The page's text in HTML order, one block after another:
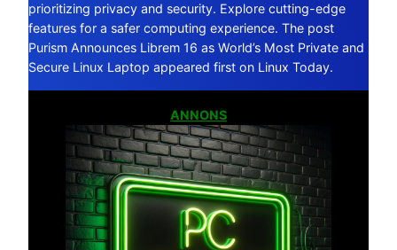
prioritizing privacy and security. Explore cutting-edge
features for a safer computing experience. The post
Purism Announces Librem 16 as World’s Most Private and
Secure Linux Laptop appeared first on Linux Today.
ANNONS